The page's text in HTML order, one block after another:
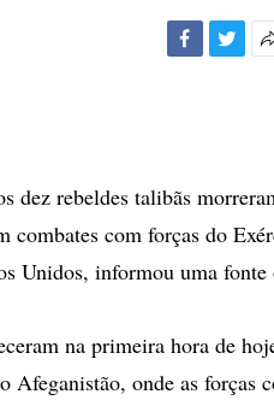
dez rebeldes talibãs
combates com forças do
Unidos, informou uma
na primeira hora de
Afeganistão, onde as forças